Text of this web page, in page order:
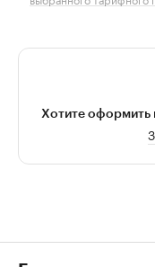
Хотите оформить